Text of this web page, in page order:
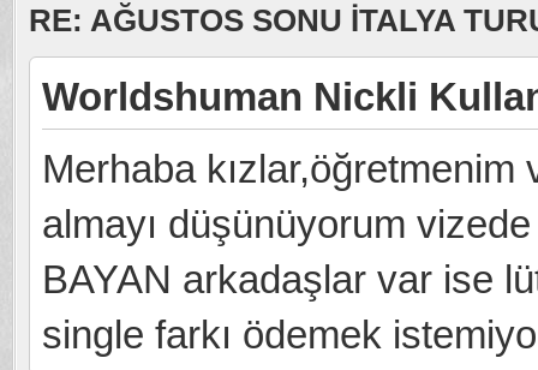
RE: AĞUSTOS SONU İTALYA
Worldshuman Nickli
Merhaba
almayı düşünüyorum
BAYAN arkadaşlar var ise
single farkı ödemek